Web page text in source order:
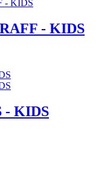
- KIDS
- KIDS